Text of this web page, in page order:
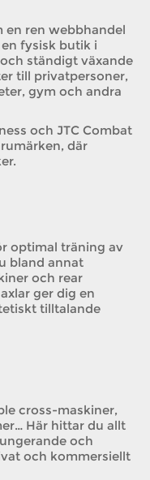
en ren webbhandel
fysisk butik i
ständigt växande
till privatpersoner,
gym och andra
och JTC Combat
där
optimal träning av
bland annat
och rear
ger dig en
tilltalande
cross-maskiner,
Här hittar du allt
och
och kommersiellt